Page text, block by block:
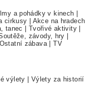
a pohádky v kinech
cirkusy
Akce na hradech
tanec Tvořivé aktivity
závody, hry
Ostatní zábava|TV
výlety
Výlety za historií